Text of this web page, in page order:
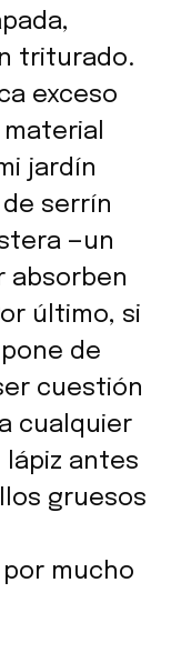
triturado.
exceso
jardín
serrín
—un
absorben
último, si
de
cuestión
cualquier
lápiz antes
gruesos
mucho